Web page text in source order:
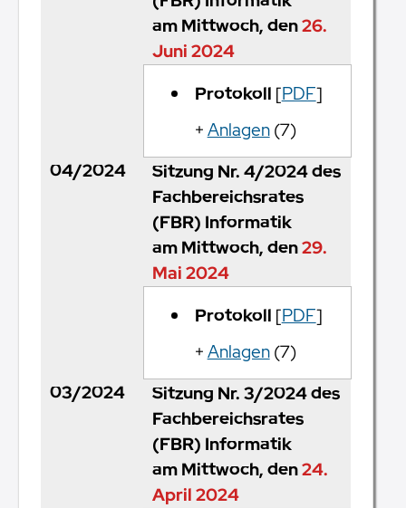
am Mittwoch, den26.
Juni 2024
Protokoll [PDF]
+Anlagen(7)
04/2024
Sitzung Nr. 4/2024 des
Fachbereichsrates
(FBR) Informatik
am Mittwoch, den29.
Mai 2024
Protokoll [PDF]
+Anlagen(7)
03/2024
Sitzung Nr. 3/2024 des
Fachbereichsrates
(FBR) Informatik
am Mittwoch, den24.
April 2024